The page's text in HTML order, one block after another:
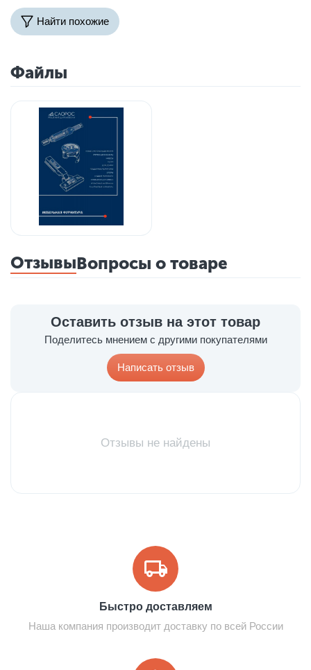
Найти похожие
Файлы
ОтзывыВопросы о товаре
Оставить отзыв на этот товар
Поделитесь мнением с другими покупателями
Написать отзыв
Отзывы не найдены
Быстро доставляем
Наша компания производит доставку по всей России